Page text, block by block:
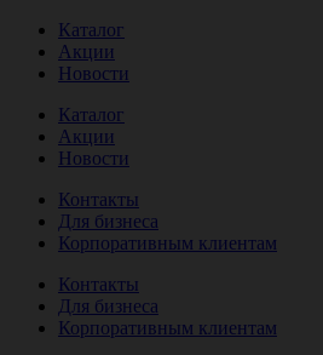
Каталог
Акции
Новости
Каталог
Акции
Новости
Контакты
Для бизнеса
Корпоративным клиентам
Контакты
Для бизнеса
Корпоративным клиентам